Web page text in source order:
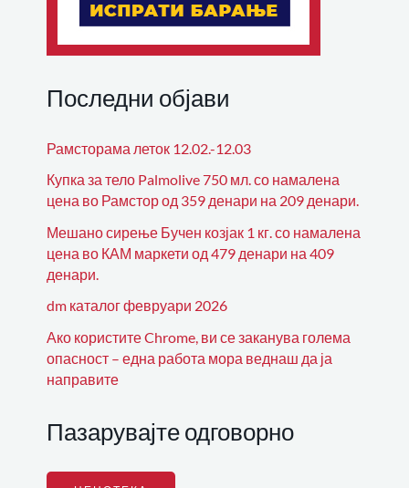
Последни објави
Рамсторама леток 12.02.-12.03
Купка за тело Palmolive 750 мл. со намалена
цена во Рамстор од 359 денари на 209 денари.
Мешано сирење Бучен козјак 1 кг. со намалена
цена во КАМ маркети од 479 денари на 409
денари.
dm каталог февруари 2026
Ако користите Chrome, ви се заканува голема
опасност – една работа мора веднаш да ја
направите
Пазарувајте одговорно